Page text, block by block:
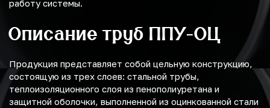
работу системы.
Описание труб ППУ-ОЦ
Продукция представляет собой цельную конструкцию,
состоящую из трех слоев: стальной трубы,
теплоизоляционного слоя из пенополиуретана и
защитной оболочки, выполненной из оцинкованной стали